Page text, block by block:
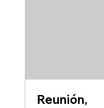
Reunión,